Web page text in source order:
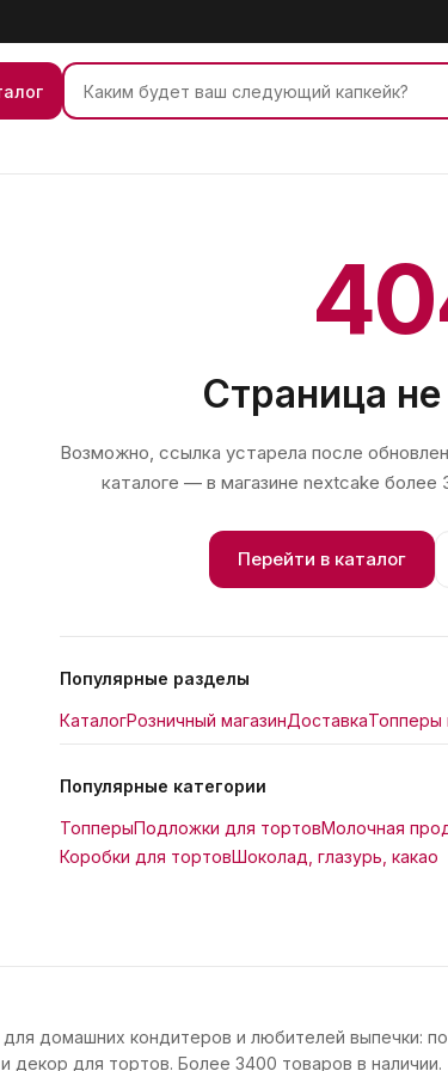
Страница
Возможно, ссылка устарела после
каталоге — в магазине nextcake более
Перейти в каталог
Популярные разделы
КаталогРозничный магазинДоставкаТопперы
Популярные категории
ТопперыПодложки для тортовМолочная
Коробки для тортовШоколад, глазурь, какао
домашних кондитеров и любителей выпечки:
декор для тортов. Более 3400 товаров в наличии.